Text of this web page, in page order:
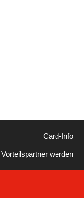
Card-Info
Vorteilspartner werden